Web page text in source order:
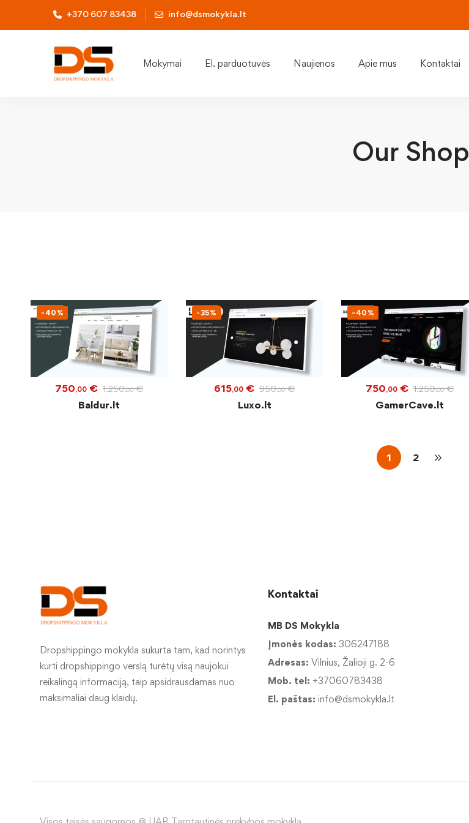
+370 607 83438 info@dsmokykla.lt
Mokymai El. parduotuvės Naujienos Apie mus Kontaktai
Our Shop
-40%
750,00 € 1.250,00 €
Baldur.lt
-35%
615,00 € 950,00 €
Luxo.lt
-40%
750,00 € 1.250,00 €
GamerCave.lt
1 2
Dropshippingo mokykla sukurta tam, kad norintys
kurti dropshippingo verslą turėtų visą naujokui
reikalingą informaciją, taip apsidrausdamas nuo
maksimaliai daug klaidų.
Kontaktai
MB DS Mokykla
Įmonės kodas: 306247188
Adresas: Vilnius, Žalioji g. 2-6
Mob. tel: +37060783438
El. paštas: info@dsmokykla.lt